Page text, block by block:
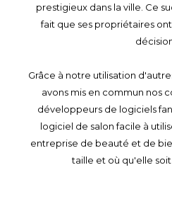
prestigieux dans la ville. Ce
fait que ses propriétaires
Grâce à notre utilisation
avons mis en commun nos
développeurs de logiciels
logiciel de salon facile à
entreprise de beauté et de
taille et où qu'elle